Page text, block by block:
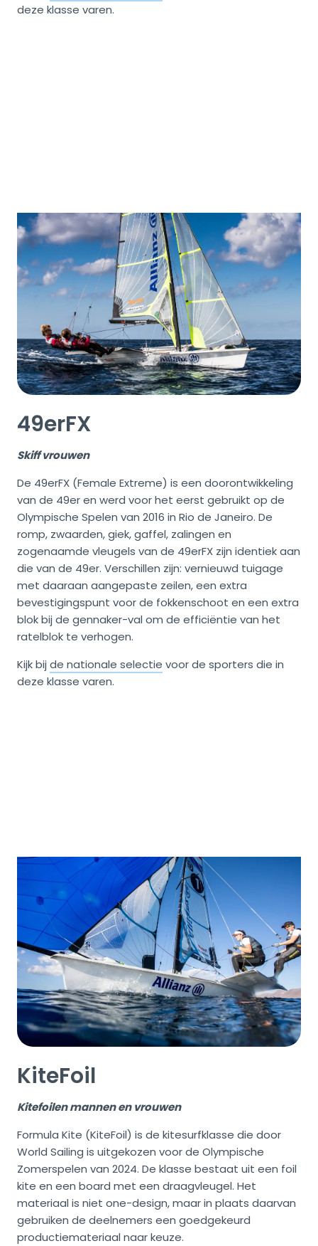
deze klasse varen.
49erFX
Skiff vrouwen
De 49erFX (Female Extreme) is een doorontwikkeling
van de 49er en werd voor het eerst gebruikt op de
Olympische Spelen van 2016 in Rio de Janeiro. De
romp, zwaarden, giek, gaffel, zalingen en
zogenaamde vleugels van de 49erFX zijn identiek aan
die van de 49er. Verschillen zijn: vernieuwd tuigage
met daaraan aangepaste zeilen, een extra
bevestigingspunt voor de fokkenschoot en een extra
blok bij de gennaker-val om de efficiëntie van het
ratelblok te verhogen.
Kijk bij de nationale selectie voor de sporters die in
deze klasse varen.
KiteFoil
Kitefoilen mannen en vrouwen
Formula Kite (KiteFoil) is de kitesurfklasse die door
World Sailing is uitgekozen voor de Olympische
Zomerspelen van 2024. De klasse bestaat uit een foil
kite en een board met een draagvleugel. Het
materiaal is niet one-design, maar in plaats daarvan
gebruiken de deelnemers een goedgekeurd
productiemateriaal naar keuze.